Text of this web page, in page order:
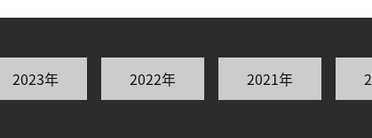
生命農学研究科 (116) トランスフォーマティブ生命
2023年 2022年 2021年